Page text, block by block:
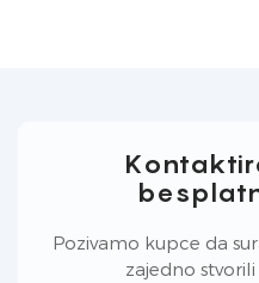
Pozivamo kupce da
zajedno